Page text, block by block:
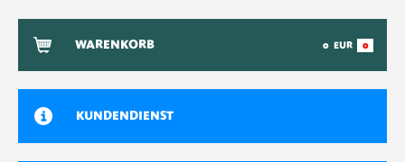
WARENKORB 0 EUR 0
KUNDENDIENST